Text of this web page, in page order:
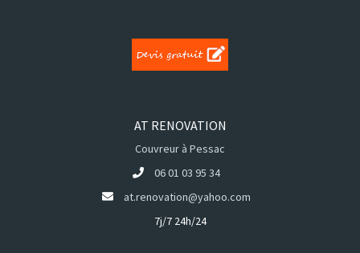
AT RENOVATION
Couvreur à Pessac
06 01 03 95 34
at.renovation@yahoo.com
7j/7 24h/24